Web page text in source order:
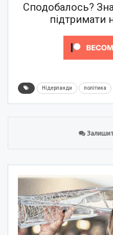
Сподобалось?
підтримати
Нідерланди політика